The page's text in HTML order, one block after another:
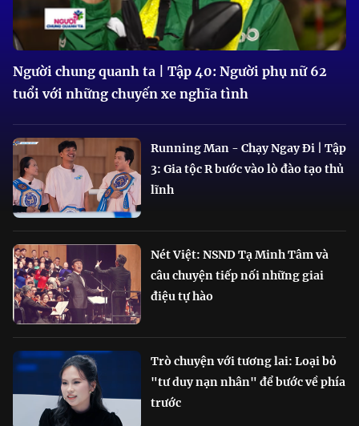
Người chung quanh ta | Tập 40: Người phụ nữ 62
tuổi với những chuyến xe nghĩa tình
Running Man - Chạy Ngay Đi | Tập
3: Gia tộc R bước vào lò đào tạo thủ
lĩnh
Nét Việt: NSND Tạ Minh Tâm và
câu chuyện tiếp nối những giai
điệu tự hào
Trò chuyện với tương lai: Loại bỏ
"tư duy nạn nhân" để bước về phía
trước